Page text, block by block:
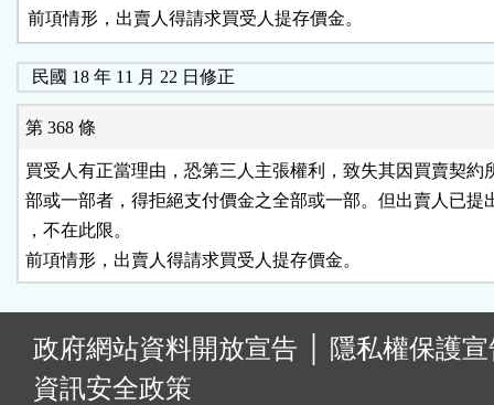
前項情形，出賣人得請求買受人提存價金。
民國 18 年 11 月 22 日修正
第 368 條
買受人有正當理由，恐第三人主張權利，致失其因買賣契約
部或一部者，得拒絕支付價金之全部或一部。但出賣人已提
，不在此限。
前項情形，出賣人得請求買受人提存價金。
政府網站資料開放宣告
隱私權保護
資訊安全政策